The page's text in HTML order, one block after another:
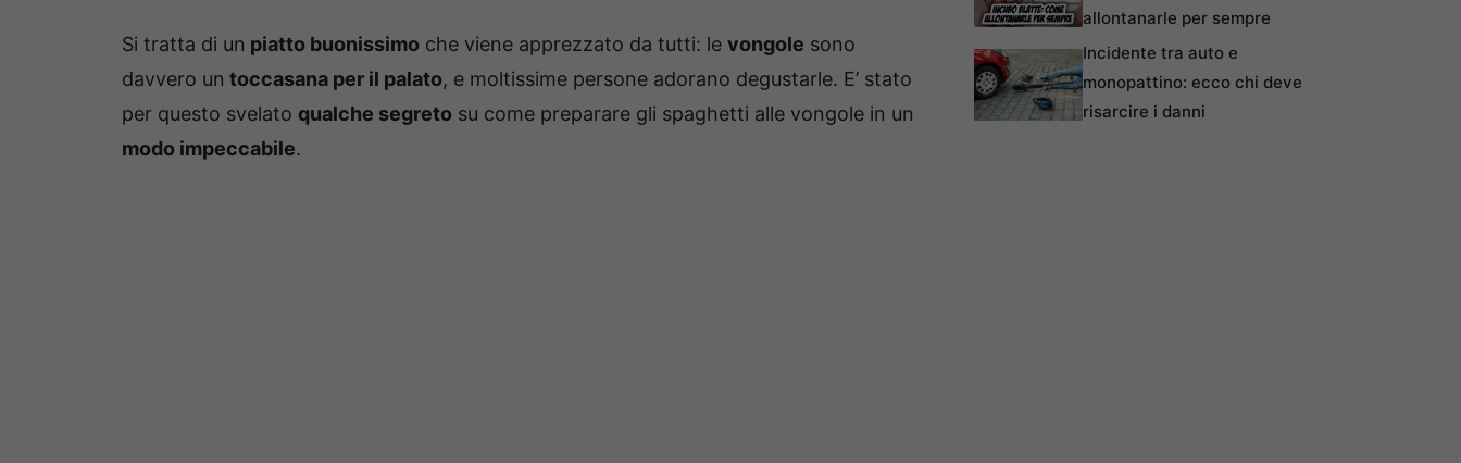
Si tratta di un piatto buonissimo che viene apprezzato da tutti: le vongole sono
davvero un toccasana per il palato, e moltissime persone adorano degustarle. E’ stato
per questo svelato qualche segreto su come preparare gli spaghetti alle vongole in un
modo impeccabile.
allontanarle per sempre
Incidente tra auto e
monopattino: ecco chi deve
risarcire i danni